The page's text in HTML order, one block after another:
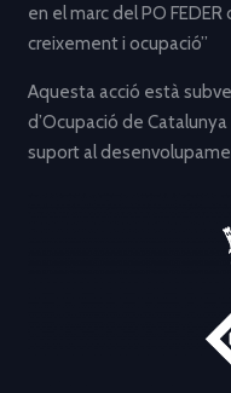
en el marc del PO
creixement i ocupació”
Aquesta acció està
d’Ocupació de
suport al